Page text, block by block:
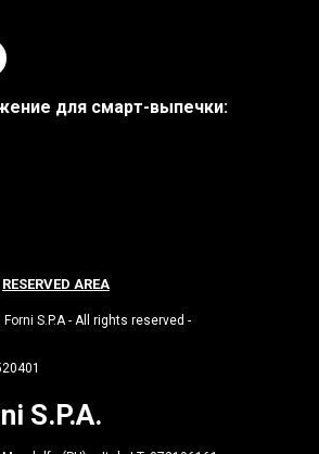
для смарт-выпечки:
RESERVED AREA
S.P.A - All rights reserved -
S.P.A.